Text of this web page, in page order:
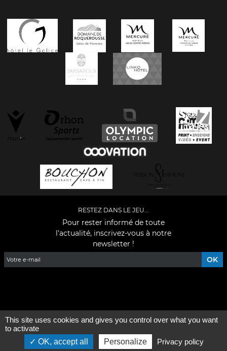
RESTEZ DANS LE JEU...
Pour rester informé de toute
l'actualité, inscrivez-vous à notre
newsletter !
©2026 - Tous droits réservés - Conception :epartenaire
This site uses cookies and gives you control over what you want
to activate
OK, accept all
Personalize Privacy policy